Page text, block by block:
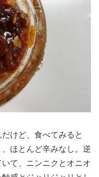
けど、食べてみると
、ほとんど辛みなし。逆
て、ニンニクとオニオ